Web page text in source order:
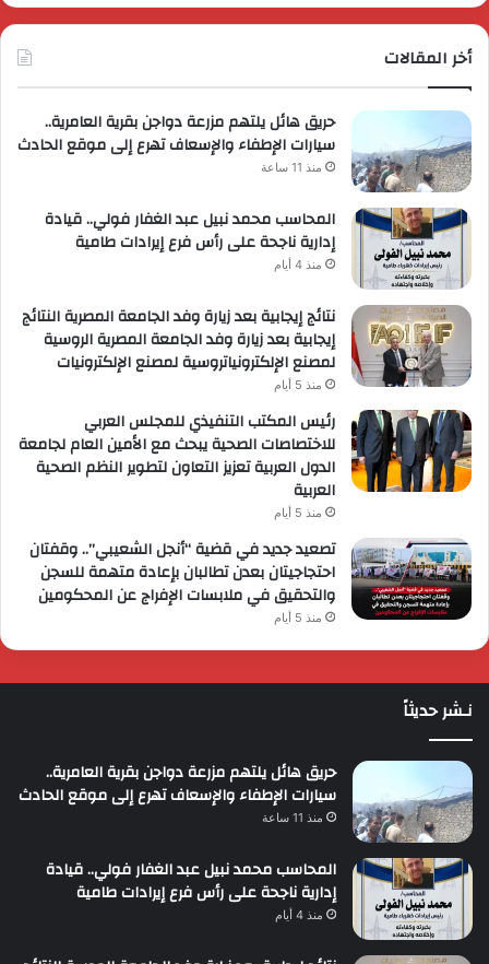
أخر المقالات
حريق هائل يلتهم مزرعة دواجن بقرية العامرية..
سيارات الإطفاء والإسعاف تهرع إلى موقع الحادث
منذ 11 ساعة
المحاسب محمد نبيل عبد الغفار فولي.. قيادة
إدارية ناجحة على رأس فرع إيرادات طامية
منذ 4 أيام
نتائج إيجابية بعد زيارة وفد الجامعة المصرية النتائج
إيجابية بعد زيارة وفد الجامعة المصرية الروسية
لمصنع الإلكترونياتروسية لمصنع الإلكترونيات
منذ 5 أيام
رئيس المكتب التنفيذي للمجلس العربي
للاختصاصات الصحية يبحث مع الأمين العام لجامعة
الدول العربية تعزيز التعاون لتطوير النظم الصحية
العربية
منذ 5 أيام
تصعيد جديد في قضية “أنجل الشعيبي”.. وقفتان
احتجاجيتان بعدن تطالبان بإعادة متهمة للسجن
والتحقيق في ملابسات الإفراج عن المحكومين
منذ 5 أيام
نـشر حديثاً
حريق هائل يلتهم مزرعة دواجن بقرية العامرية..
سيارات الإطفاء والإسعاف تهرع إلى موقع الحادث
منذ 11 ساعة
المحاسب محمد نبيل عبد الغفار فولي.. قيادة
إدارية ناجحة على رأس فرع إيرادات طامية
منذ 4 أيام